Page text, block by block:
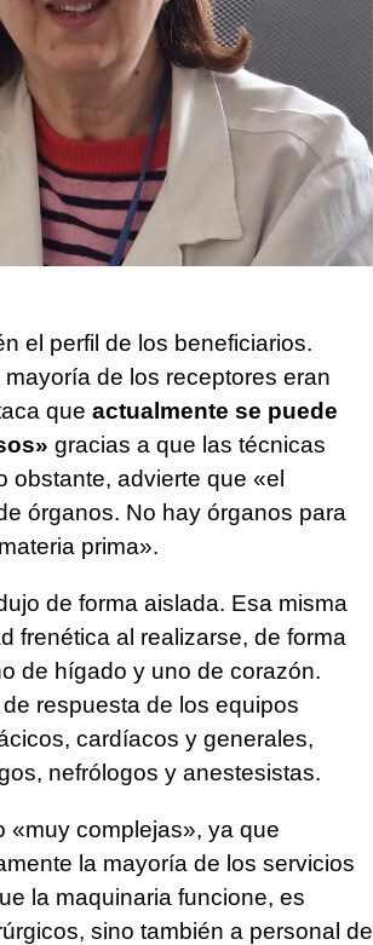
el perfil de los beneficiarios.
de los receptores eran
que actualmente se puede
gracias a que las técnicas
obstante, advierte que «el
órganos. No hay órganos para
prima».
de forma aislada. Esa misma
frenética al realizarse, de forma
de hígado y uno de corazón.
respuesta de los equipos
cardíacos y generales,
nefrólogos y anestesistas.
«muy complejas», ya que
la mayoría de los servicios
la maquinaria funcione, es
sino también a personal de